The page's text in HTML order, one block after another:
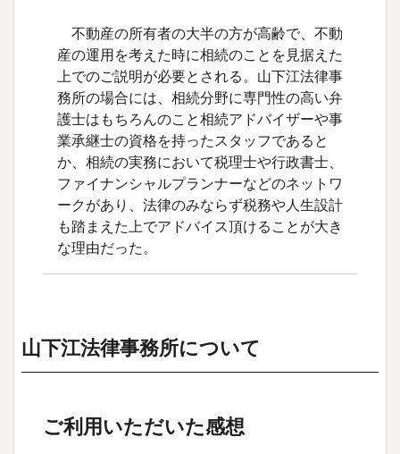
不動産の所有者の大半の方が高齢で、不動
産の運用を考えた時に相続のことを見据えた
上でのご説明が必要とされる。山下江法律事
務所の場合には、相続分野に専門性の高い弁
護士はもちろんのこと相続アドバイザーや事
業承継士の資格を持ったスタッフであると
か、相続の実務において税理士や行政書士、
ファイナンシャルプランナーなどのネットワ
ークがあり、法律のみならず税務や人生設計
も踏まえた上でアドバイス頂けることが大き
な理由だった。
山下江法律事務所について
ご利用いただいた感想